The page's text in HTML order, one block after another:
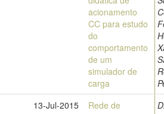
acionamento
CC para estudo
do
comportamento
de um
simulador de
carga
13-Jul-2015
Rede de